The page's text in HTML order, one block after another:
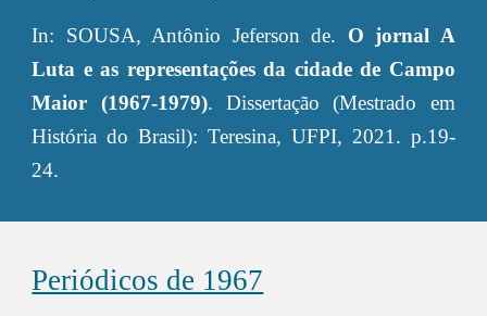
In: SOUSA, Antônio Jeferson de. O jornal A
Luta e as representações da cidade de Campo
Maior (1967-1979). Dissertação (Mestrado em
História do Brasil): Teresina, UFPI, 2021. p.19-
24.
Periódicos de 1967